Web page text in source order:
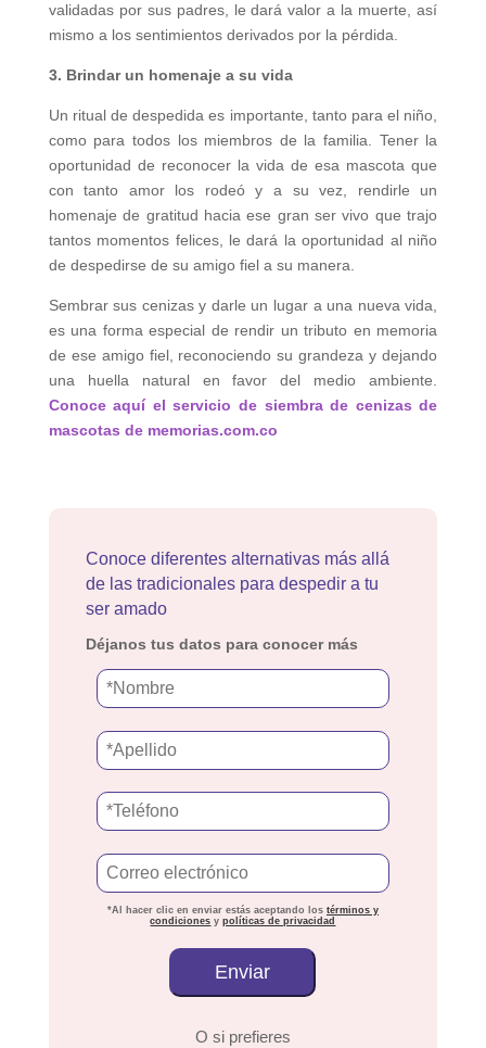
validadas por sus padres, le dará valor a la muerte, así
mismo a los sentimientos derivados por la pérdida.
3. Brindar un homenaje a su vida
Un ritual de despedida es importante, tanto para el niño,
como para todos los miembros de la familia. Tener la
oportunidad de reconocer la vida de esa mascota que
con tanto amor los rodeó y a su vez, rendirle un
homenaje de gratitud hacia ese gran ser vivo que trajo
tantos momentos felices, le dará la oportunidad al niño
de despedirse de su amigo fiel a su manera.
Sembrar sus cenizas y darle un lugar a una nueva vida,
es una forma especial de rendir un tributo en memoria
de ese amigo fiel, reconociendo su grandeza y dejando
una huella natural en favor del medio ambiente.
Conoce aquí el servicio de siembra de cenizas de
mascotas de memorias.com.co
Conoce diferentes alternativas más allá
de las tradicionales para despedir a tu
ser amado
Déjanos tus datos para conocer más
*Al hacer clic en enviar estás aceptando los términos y
condiciones ypolíticas de privacidad
O si prefieres